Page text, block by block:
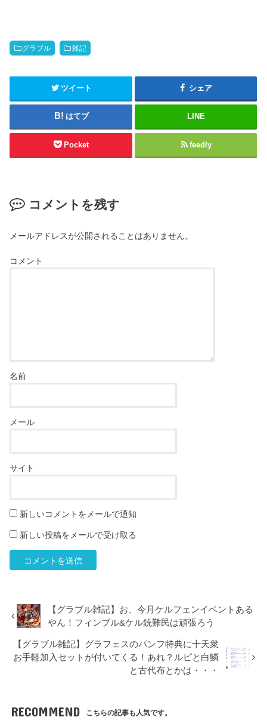
グラブル 雑記
ツイート シェア
はてブ LINE
Pocket feedly
コメントを残す
メールアドレスが公開されることはありません。
コメント
名前
メール
サイト
新しいコメントをメールで通知
新しい投稿をメールで受け取る
【グラブル雑記】お、今月ケルフェンイベントある
やん！フィンブル&ケル銃難民は頑張ろう
【グラブル雑記】グラフェスのパンフ特典に十天衆
お手軽加入セットが付いてくる！あれ？ルピと白鱗
と古代布とかは・・・
RECOMMEND こちらの記事も人気です。